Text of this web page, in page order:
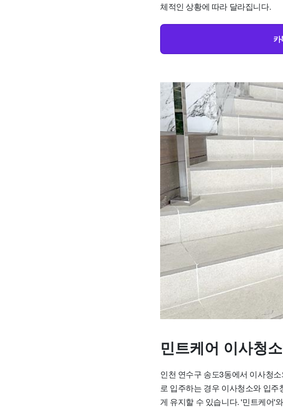
체적인 상황에 따라 달라집니다.
민트케어 이사청
인천 연수구 송도3동에서 이사청
로 입주하는 경우 이사청소와 입
게 유지할 수 있습니다. '민트케어'